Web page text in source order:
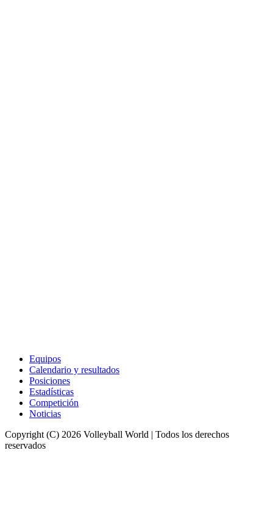
Equipos
Calendario y resultados
Posiciones
Estadísticas
Competición
Noticias
Copyright (C) 2026 Volleyball World | Todos los derechos
reservados